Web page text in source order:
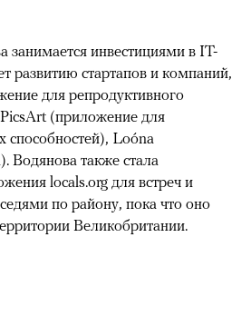
занимается инвестициями в IT-
развитию стартапов и компаний,
для репродуктивного
(приложение для
способностей), Loóna
Водянова также стала
locals.org для встреч и
по району, пока что оно
Великобритании.